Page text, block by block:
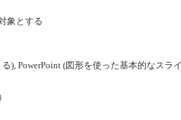
象とする
), PowerPoint (図形を使った基本的なスラ